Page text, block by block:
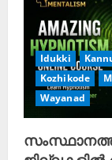
Idukki
Kozhikode
Wayanad